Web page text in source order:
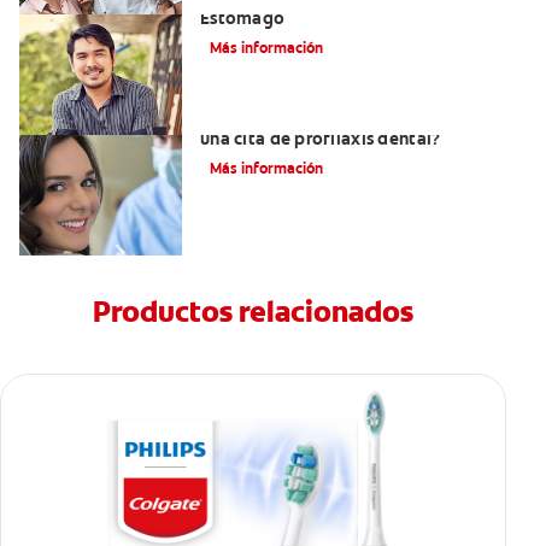
Estómago
Más información
una cita de profilaxis dental?
Más información
Productos relacionados